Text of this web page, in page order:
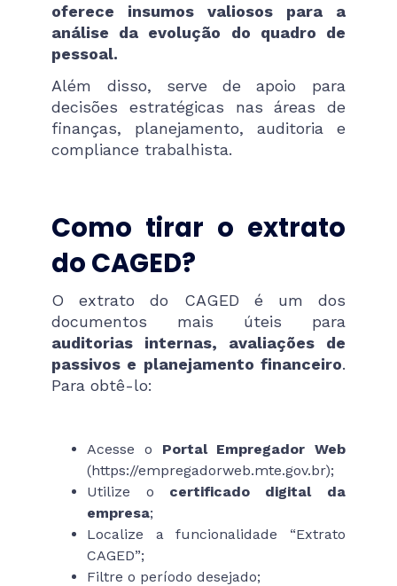
oferece insumos valiosos para a
análise da evolução do quadro de
pessoal.
Além disso, serve de apoio para
decisões estratégicas nas áreas de
finanças, planejamento, auditoria e
compliance trabalhista.
Como tirar o extrato
do CAGED?
O extrato do CAGED é um dos
documentos mais úteis para
auditorias internas, avaliações de
passivos e planejamento financeiro.
Para obtê-lo:
Acesse o Portal Empregador Web
(https://empregadorweb.mte.gov.br);
Utilize o certificado digital da
empresa;
Localize a funcionalidade “Extrato
CAGED”;
Filtre o período desejado;